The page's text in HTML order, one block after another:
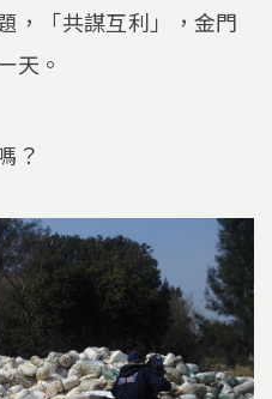
，「共謀互利」，金門
天。
？